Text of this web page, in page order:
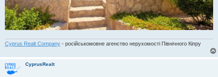
Cyprus Realt Company - російськомовне агенство нерухомості Північного Кіпру
CyprusRealt